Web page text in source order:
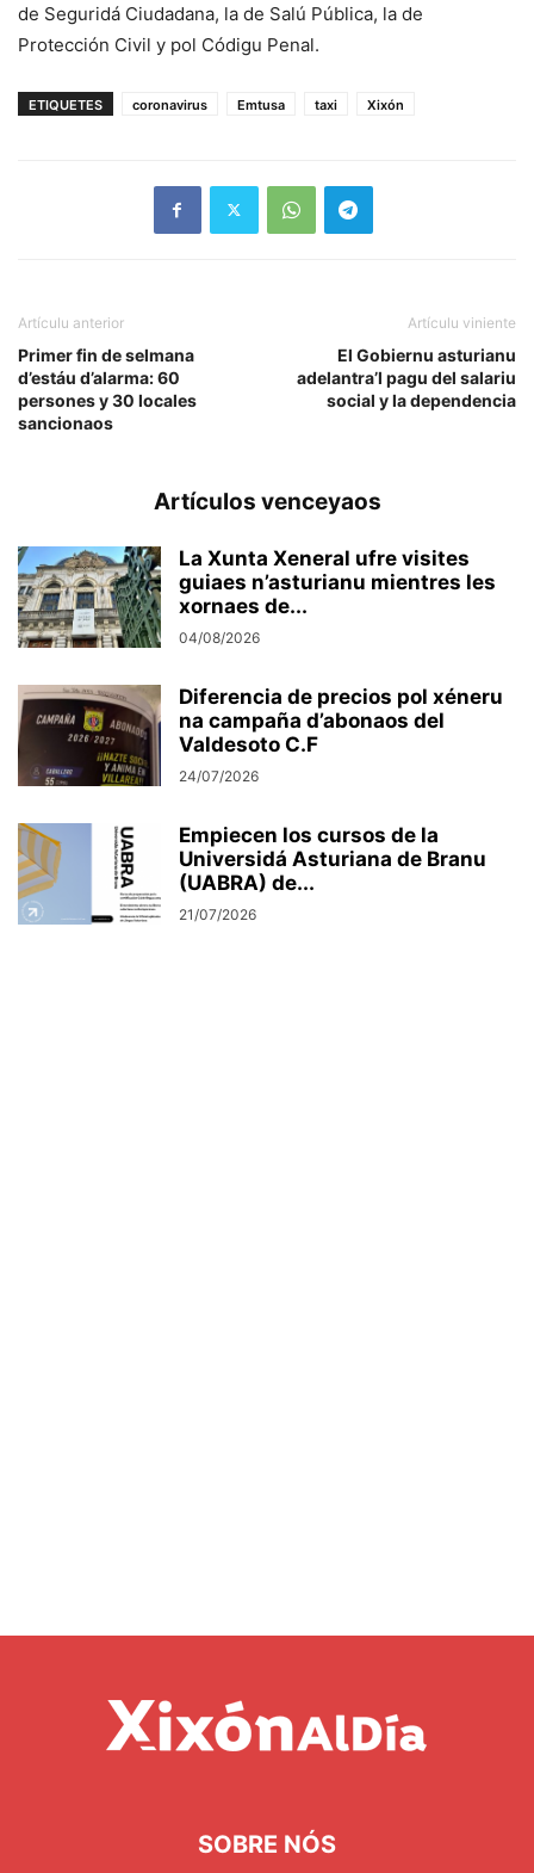
de Seguridá Ciudadana, la de Salú Pública, la de
Protección Civil y pol Códigu Penal.
ETIQUETES coronavirus Emtusa taxi Xixón
Artículu anterior
Primer fin de selmana
d’estáu d’alarma: 60
persones y 30 locales
sancionaos
Artículu viniente
El Gobiernu asturianu
adelantra’l pagu del salariu
social y la dependencia
Artículos venceyaos
La Xunta Xeneral ufre visites
guiaes n’asturianu mientres les
xornaes de...
04/08/2026
Diferencia de precios pol xéneru
na campaña d’abonaos del
Valdesoto C.F
24/07/2026
Empiecen los cursos de la
Universidá Asturiana de Branu
(UABRA) de...
21/07/2026
SOBRE NÓS